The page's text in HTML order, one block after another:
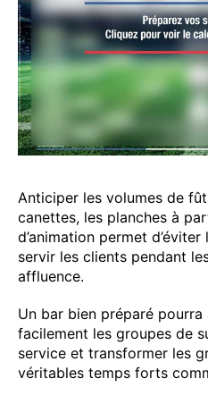
Anticiper les volumes de
canettes, les planches à
d’animation permet
servir les clients pendant
affluence.
Un bar bien préparé
facilement les groupes de
service et transformer les
véritables temps forts